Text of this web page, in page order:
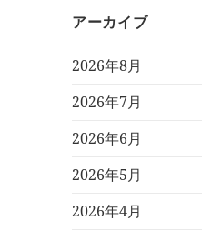
アーカイブ
2026年8月
2026年7月
2026年6月
2026年5月
2026年4月